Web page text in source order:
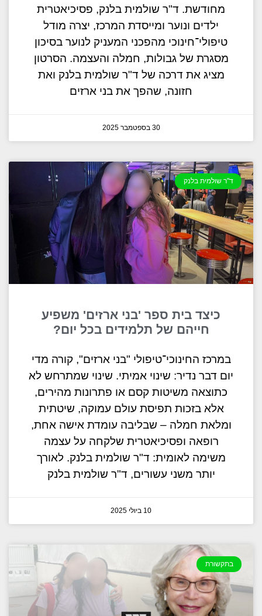
מחודשת. ד"ר שולמית בלנק, פסיכיאטרית
ילדים ונוער ומייסדת המרכז, יצרה מודל
טיפולי־חינוכי מהפכני המעניק לנוער בסיכון
מסגרת של גבולות, חמלה והעצמה. הסרטון
מציג את דרכה של ד"ר שולמית בלנק ואת
חזונה, שהפך את בני ארזים
30 בספטמבר 2025
ד"ר שולמית בלנק
כיצד בית ספר 'בני ארזים' משפיע
חייהם של תלמידים בכל יום?
במרכז החינוכי־טיפולי "בני ארזים", קורה מדי
יום דבר נדיר: שינוי אמיתי. שינוי שמתרחש לא
כתוצאה משיטות קסם או פתרונות מהירים,
אלא בזכות תפיסת עולם עמוקה, שיטתית
ומלאת חמלה – שבליבה עומדת אישה אחת,
רופאה ופסיכיאטרית שלקחה על עצמה
משימה לאומית: ד"ר שולמית בלנק. לאורך
יותר משני עשורים, ד"ר שולמית בלנק
10 ביולי 2025
בתקשורת